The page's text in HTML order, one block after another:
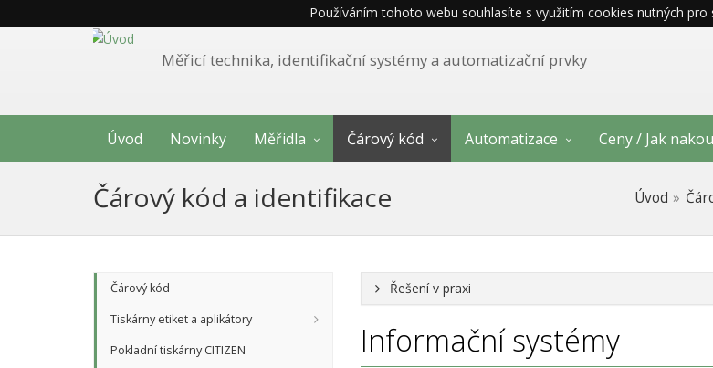
Používáním tohoto webu souhlasíte s využitím cookies nutných pro
Měřicí technika, identifikační systémy a automatizační prvky
Úvod Novinky Měřidla Čárový kód Automatizace Ceny / Jak
Čárový kód a identifikace Úvod
Čárový kód
Tiskárny etiket a aplikátory
Pokladní tiskárny CITIZEN
Řešení v praxi
Informační systémy